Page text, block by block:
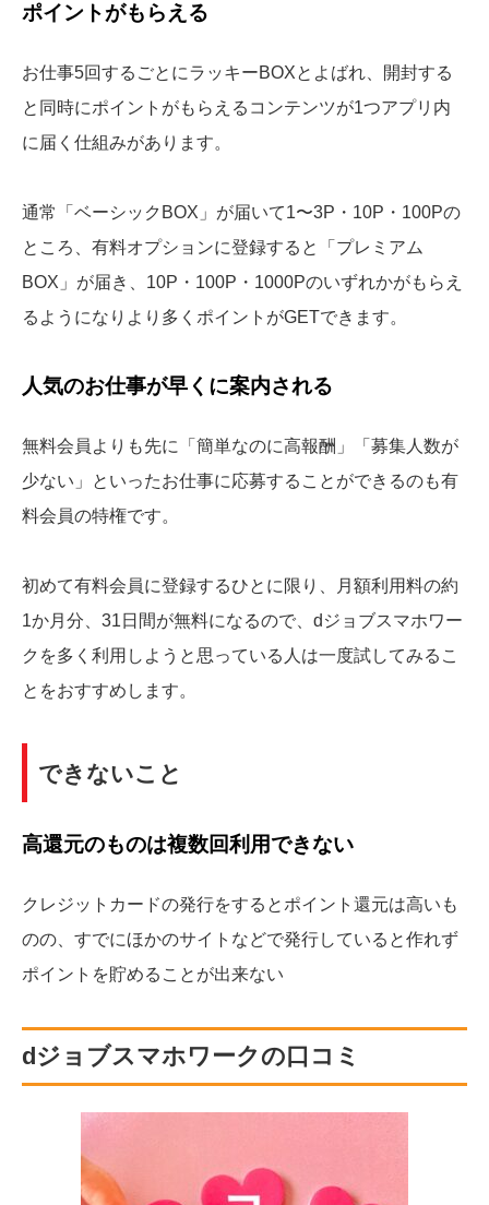
ポイントがもらえる
お仕事5回するごとにラッキーBOXとよばれ、開封する
と同時にポイントがもらえるコンテンツが1つアプリ内
に届く仕組みがあります。
通常「ベーシックBOX」が届いて1〜3P・10P・100Pの
ところ、有料オプションに登録すると「プレミアム
BOX」が届き、10P・100P・1000Pのいずれかがもらえ
るようになりより多くポイントがGETできます。
人気のお仕事が早くに案内される
無料会員よりも先に「簡単なのに高報酬」「募集人数が
少ない」といったお仕事に応募することができるのも有
料会員の特権です。
初めて有料会員に登録するひとに限り、月額利用料の約
1か月分、31日間が無料になるので、dジョブスマホワー
クを多く利用しようと思っている人は一度試してみるこ
とをおすすめします。
できないこと
高還元のものは複数回利用できない
クレジットカードの発行をするとポイント還元は高いも
のの、すでにほかのサイトなどで発行していると作れず
ポイントを貯めることが出来ない
dジョブスマホワークの口コミ